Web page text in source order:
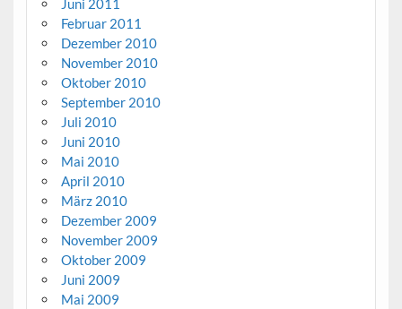
Juni 2011
Februar 2011
Dezember 2010
November 2010
Oktober 2010
September 2010
Juli 2010
Juni 2010
Mai 2010
April 2010
März 2010
Dezember 2009
November 2009
Oktober 2009
Juni 2009
Mai 2009